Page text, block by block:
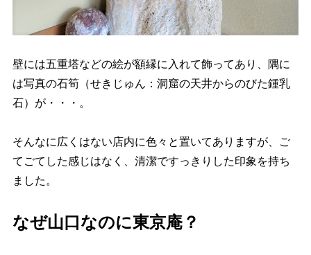
壁には五重塔などの絵が額縁に入れて飾ってあり、隅に
は写真の石筍（せきじゅん：洞窟の天井からのびた鍾乳
石）が・・・。
そんなに広くはない店内に色々と置いてありますが、ご
てごてした感じはなく、清潔ですっきりした印象を持ち
ました。
なぜ山口なのに東京庵？